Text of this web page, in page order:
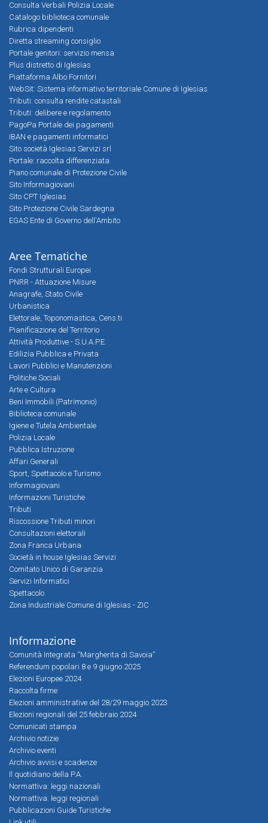
Consulta Verbali Polizia Locale
Catalogo biblioteca comunale
Rubrica dipendenti
Diretta streaming consiglio
Portale genitori: servizio mensa
Plus distretto di Iglesias
Piattaforma Albo Fornitori
WebSit: Sistema informativo territoriale Comune di Iglesias
Tributi: consulta rendite catastali
Tributi: delibere e regolamento
PagoPa Portale dei pagamenti
IBAN e pagamenti informatici
Sito società Iglesias Servizi srl
Portale: raccolta differenziata
Piano comunale di Protezione Civile
Sito Informagiovani
Sito CPT Iglesias
Sito Protezione Civile Sardegna
EGAS Ente di Governo dell'Ambito
Aree Tematiche
Fondi Strutturali Europei
PNRR - Attuazione Misure
Anagrafe, Stato Civile
Urbanistica
Elettorale, Toponomastica, Cens.ti
Pianificazione del Territorio
Attività Produttive - S.U.A.P.E.
Edilizia Pubblica e Privata
Lavori Pubblici e Manutenzioni
Politiche Sociali
Arte e Cultura
Beni Immobili (Patrimonio)
Biblioteca comunale
Igiene e Tutela Ambientale
Polizia Locale
Pubblica Istruzione
Affari Generali
Sport, Spettacolo e Turismo
Informagiovani
Informazioni Turistiche
Tributi
Riscossione Tributi minori
Consultazioni elettorali
Zona Franca Urbana
Società in house Iglesias Servizi
Comitato Unico di Garanzia
Servizi Informatici
Spettacolo
Zona Industriale Comune di Iglesias - ZIC
Informazione
Comunità Integrata “Margherita di Savoia”
Referendum popolari 8 e 9 giugno 2025
Elezioni Europee 2024
Raccolta firme
Elezioni amministrative del 28/29 maggio 2023
Elezioni regionali del 25 febbraio 2024
Comunicati stampa
Archivio notizie
Archivio eventi
Archivio avvisi e scadenze
Il quotidiano della P.A.
Normattiva: leggi nazionali
Normattiva: leggi regionali
Pubblicazioni Guide Turistiche